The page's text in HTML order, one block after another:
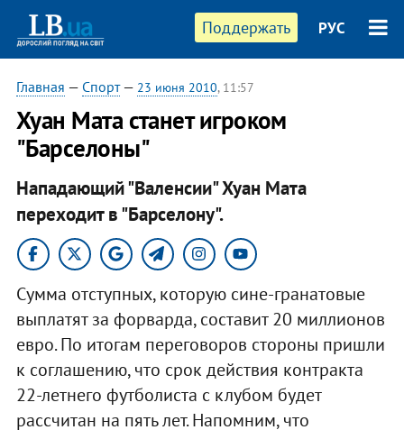
Поддержать РУС
Главная — Спорт— 23 июня 2010, 11:57
Хуан Мата станет игроком
"Барселоны"
Нападающий "Валенсии" Хуан Мата
переходит в "Барселону".
Сумма отступных, которую сине-гранатовые
выплатят за форварда, составит 20 миллионов
евро. По итогам переговоров стороны пришли
к соглашению, что срок действия контракта
22-летнего футболиста с клубом будет
рассчитан на пять лет. Напомним, что